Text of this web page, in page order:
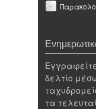
δελτίο
τα